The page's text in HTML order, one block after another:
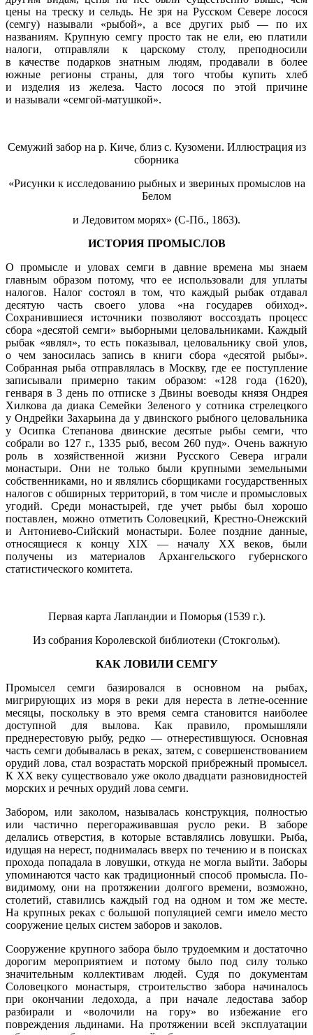
цены на треску и сельдь. Не зря на Русском Севере лосося
(семгу) называли «рыбой», а все других рыб — по их
названиям. Крупную семгу просто так не ели, ею платили
налоги, отправляли к царскому столу, преподносили
в качестве подарков знатным людям, продавали в более
южные регионы страны, для того чтобы купить хлеб
и изделия из железа. Часто лосося по этой причине
и называли «семгой-матушкой».
Семужий забор на р. Киче, близ с. Кузомени. Иллюстрация из
сборника
«Рисунки к исследованию рыбных и звериных промыслов на
Белом
и Ледовитом морях» (С-Пб., 1863).
ИСТОРИЯ ПРОМЫСЛОВ
О промысле и уловах семги в давние времена мы знаем
главным образом потому, что ее использовали для уплаты
налогов. Налог состоял в том, что каждый рыбак отдавал
десятую часть своего улова «на государев обиход».
Сохранившиеся источники позволяют воссоздать процесс
сбора «десятой семги» выборными целовальниками. Каждый
рыбак «являл», то есть показывал, целовальнику свой улов,
о чем заносилась запись в книги сбора «десятой рыбы».
Собранная рыба отправлялась в Москву, где ее поступление
записывали примерно таким образом: «128 года (1620),
генваря в 3 день по отписке з Двины воеводы князя Ондрея
Хилкова да диака Семейки Зеленого у сотника стрелецкого
у Ондрейки Захарьина да у двинского рыбного целовальника
у Осипка Степанова двинские десятые рыбы семги, что
собрали во 127 г., 1335 рыб, весом 260 пуд». Очень важную
роль в хозяйственной жизни Русского Севера играли
монастыри. Они не только были крупными земельными
собственниками, но и являлись сборщиками государственных
налогов с обширных территорий, в том числе и промысловых
угодий. Среди монастырей, где учет рыбы был хорошо
поставлен, можно отметить Соловецкий, Крестно-Онежский
и Антониево-Сийский монастыри. Более поздние данные,
относящиеся к концу XIX — началу XX веков, были
получены из материалов Архангельского губернского
статистического комитета.
Первая карта Лапландии и Поморья (1539 г.).
Из собрания Королевской библиотеки (Стокгольм).
КАК ЛОВИЛИ СЕМГУ
Промысел семги базировался в основном на рыбах,
мигрирующих из моря в реки для нереста в летне-осенние
месяцы, поскольку в это время семга становится наиболее
доступной для вылова. Как правило, промышляли
преднерестовую рыбу, редко — отнерестившуюся. Основная
часть семги добывалась в реках, затем, с совершенствованием
орудий лова, стал возрастать морской прибрежный промысел.
К XX веку существовало уже около двадцати разновидностей
морских и речных орудий лова семги.
Забором, или заколом, называлась конструкция, полностью
или частично перегораживавшая русло реки. В заборе
делались отверстия, в которые вставлялись ловушки. Рыба,
идущая на нерест, поднималась вверх по течению и в поисках
прохода попадала в ловушки, откуда не могла выйти. Заборы
упоминаются часто как традиционный способ промысла. По-
видимому, они на протяжении долгого времени, возможно,
столетий, ставились каждый год на одном и том же месте.
На крупных реках с большой популяцией семги имело место
сооружение целых систем заборов и заколов.
Сооружение крупного забора было трудоемким и достаточно
дорогим мероприятием и потому было под силу только
значительным коллективам людей. Судя по документам
Соловецкого монастыря, строительство забора начиналось
при окончании ледохода, а при начале ледостава забор
разбирали и «волочили на гору» во избежание его
повреждения льдинами. На протяжении всей эксплуатации